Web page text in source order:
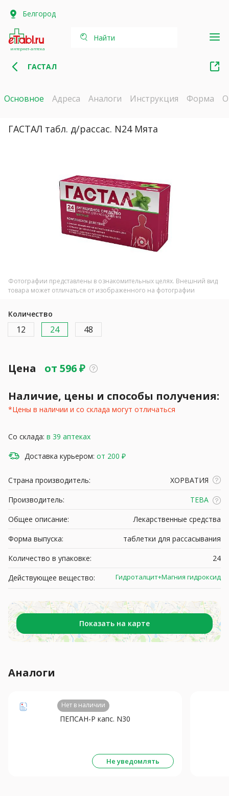
Белгород
интернет-аптека
Найти
ГАСТАЛ
Основное Адреса Аналоги Инструкция Форма
ГАСТАЛ табл. д/рассас. N24 Мята
Фотографии представлены в ознакомительных целях. Внешний вид
товара может отличаться от изображенного на фотографии
Количество
12 24 48
Цена от 596₽
Наличие, цены и способы получения:
*Цены в наличии и со склада могут отличаться
Со склада: в 39 аптеках
Доставка курьером: от 200 ₽
Страна производитель:
ХОРВАТИЯ
Производитель:
ТЕВА
Общее описание:
Лекарственные средства
Форма выпуска:
таблетки для рассасывания
Количество в упаковке:
24
Действующее вещество:
Гидроталцит+Магния гидроксид
Показать на карте
Аналоги
Нет в наличии
ПЕПСАН-Р капс. N30
Не уведомлять